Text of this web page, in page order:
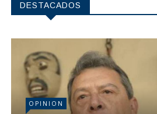
DESTACADOS
OPINION